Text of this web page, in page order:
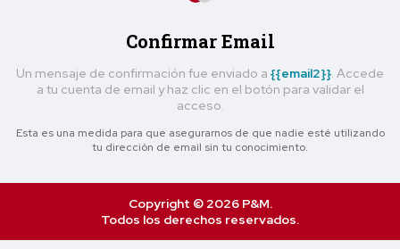
Confirmar Email
Un mensaje de confirmación fue enviado a {{email2}} . Accede
a tu cuenta de email y haz clic en el botón para validar el
acceso.
Esta es una medida para que asegurarnos de que nadie esté utilizando
tu dirección de email sin tu conocimiento.
Copyright © 2026 P&M.
Todos los derechos reservados.